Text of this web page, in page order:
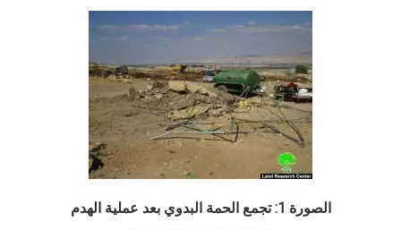
الصورة 1: تجمع الحمة البدوي بعد عملية الهدم